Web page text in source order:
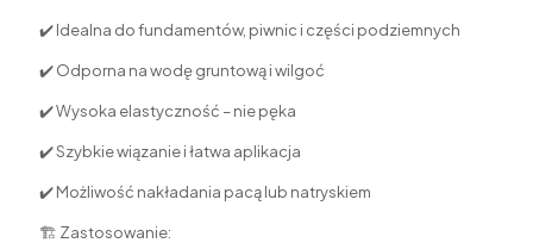
✔️ Idealna do fundamentów, piwnic i części podziemnych
✔️ Odporna na wodę gruntową i wilgoć
✔️ Wysoka elastyczność – nie pęka
✔️ Szybkie wiązanie i łatwa aplikacja
✔️ Możliwość nakładania pacą lub natryskiem
🏗 Zastosowanie: